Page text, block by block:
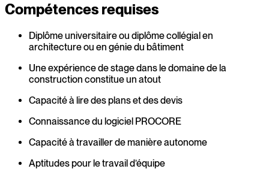
Compétences requises
Diplôme universitaire ou diplôme collégial en
architecture ou en génie du bâtiment
Une expérience de stage dans le domaine de la
construction constitue un atout
Capacité à lire des plans et des devis
Connaissance du logiciel PROCORE
Capacité à travailler de manière autonome
Aptitudes pour le travail d’équipe